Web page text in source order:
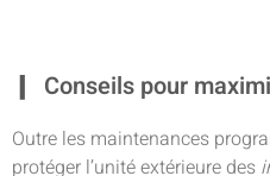
Conseils pour
Outre les maintenances
protéger l’unité extérieure des